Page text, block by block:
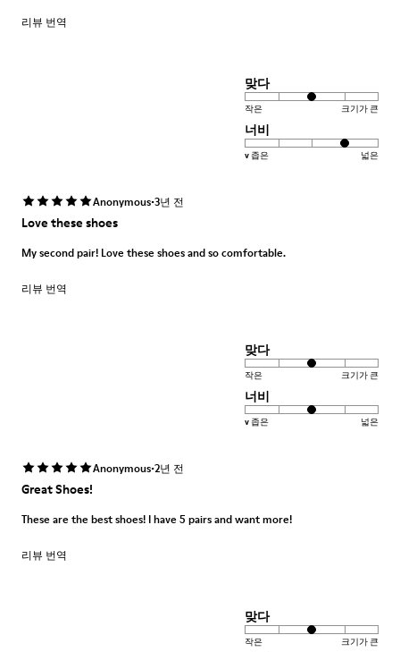
리뷰 번역
맞다
작은 크기가 큰
너비
v 좁은 넓은
Anonymous·3년 전
Love these shoes
My second pair! Love these shoes and so comfortable.
리뷰 번역
맞다
작은 크기가 큰
너비
v 좁은 넓은
Anonymous·2년 전
Great Shoes!
These are the best shoes! I have 5 pairs and want more!
리뷰 번역
맞다
작은 크기가 큰